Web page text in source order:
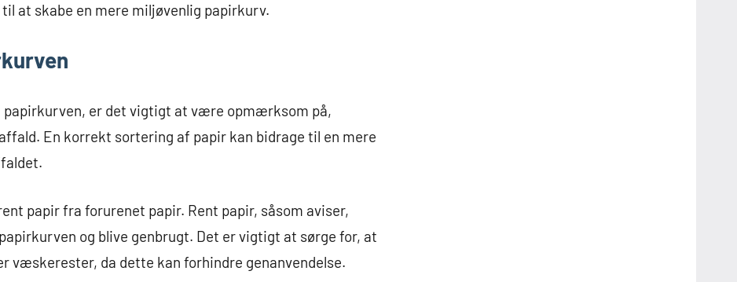
at skabe en mere miljøvenlig papirkurv.
er det vigtigt at være opmærksom på,
En korrekt sortering af papir kan bidrage til en mere
papir fra forurenet papir. Rent papir, såsom aviser,
og blive genbrugt. Det er vigtigt at sørge for, at
væskerester, da dette kan forhindre genanvendelse.